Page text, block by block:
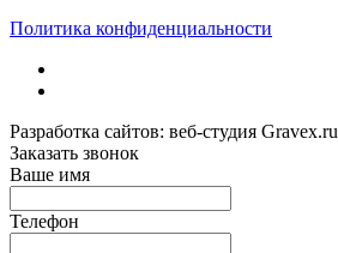
Политика конфиденциальности
Разработка сайтов: веб-студия Gravex.ru
Заказать звонок
Ваше имя
Телефон